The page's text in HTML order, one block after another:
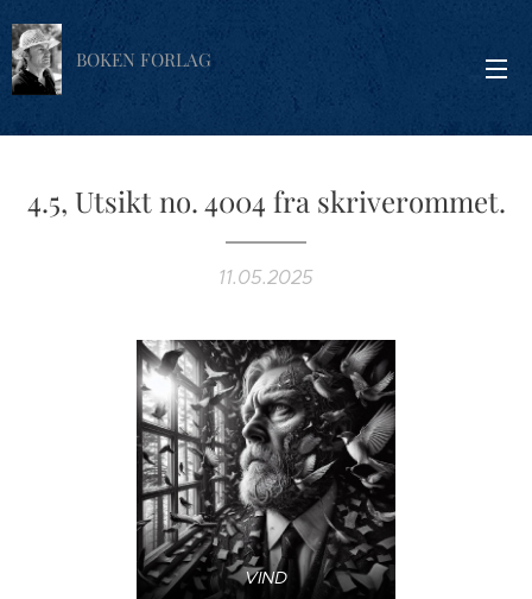
BOKEN FORLAG
4.5, Utsikt no. 4004 fra skriverommet.
11.05.2025
VIND